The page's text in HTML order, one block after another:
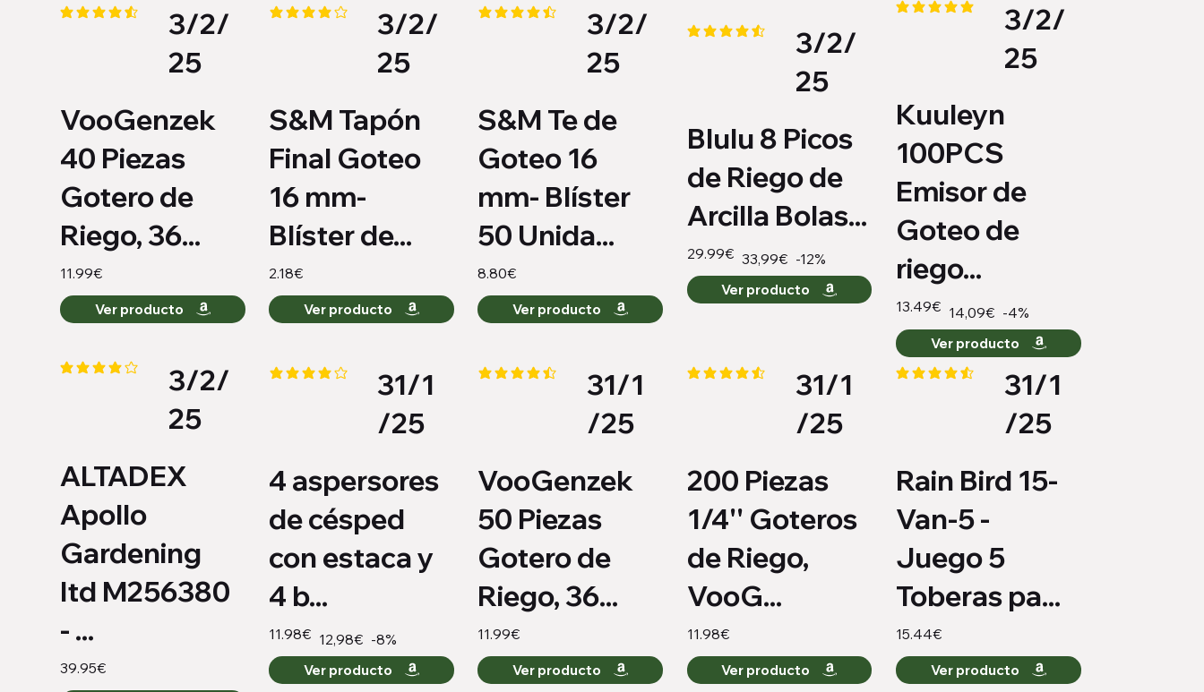
la calificación promedio es 4.4 de 5
3/2/
25
VooGenzek
40 Piezas
Gotero de
Riego, 36...
11.99€
Ver producto
la calificación promedio es 4.2 de 5
3/2/
25
S&M Tapón
Final Goteo
16 mm-
Blíster de...
2.18€
Ver producto
la calificación promedio es 4.3 de 5
3/2/
25
S&M Te de
Goteo 16
mm- Blíster
50 Unida...
8.80€
Ver producto
la calificación promedio es 4.3 de 5
3/2/
25
Blulu 8 Picos
de Riego de
Arcilla Bolas...
29.99€ 33,99€ -12%
Ver producto
la calificación promedio es 5 de 5
3/2/
25
Kuuleyn
100PCS
Emisor de
Goteo de
riego...
13.49€ 14,09€ -4%
Ver producto
la calificación promedio es 4 de 5
3/2/
25
ALTADEX
Apollo
Gardening
ltd M256380
- ...
39.95€
la calificación promedio es 4.2 de 5
31/1
/25
4 aspersores
de césped
con estaca y
4 b...
11.98€ 12,98€ -8%
Ver producto
la calificación promedio es 4.4 de 5
31/1
/25
VooGenzek
50 Piezas
Gotero de
Riego, 36...
11.99€
Ver producto
la calificación promedio es 4.4 de 5
31/1
/25
200 Piezas
1/4'' Goteros
de Riego,
VooG...
11.98€
Ver producto
la calificación promedio es 4.3 de 5
31/1
/25
Rain Bird 15-
Van-5 -
Juego 5
Toberas pa...
15.44€
Ver producto